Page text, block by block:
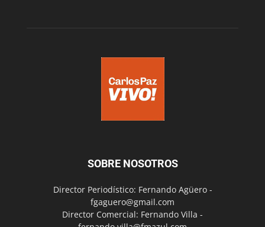
SOBRE NOSOTROS
Director Periodístico: Fernando Agüero -
fgaguero@gmail.com
Director Comercial: Fernando Villa -